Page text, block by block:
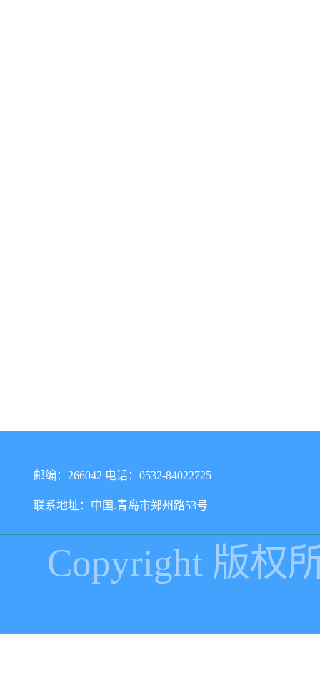
邮编：266042 电话：0532-84022725
联系地址：中国.青岛市郑州路53号
Copyright 版权